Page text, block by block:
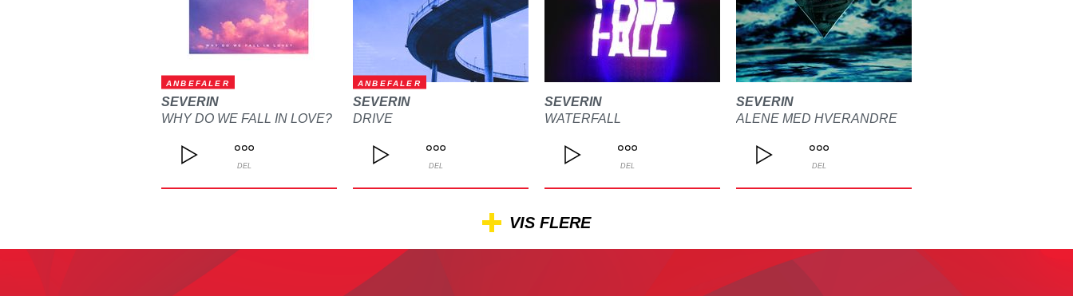
ANBEFALER
SEVERIN
WHY DO WE FALL IN LOVE?
DEL
ANBEFALER
SEVERIN
DRIVE
DEL
SEVERIN
WATERFALL
DEL
SEVERIN
ALENE MED HVERANDRE
DEL
VIS FLERE